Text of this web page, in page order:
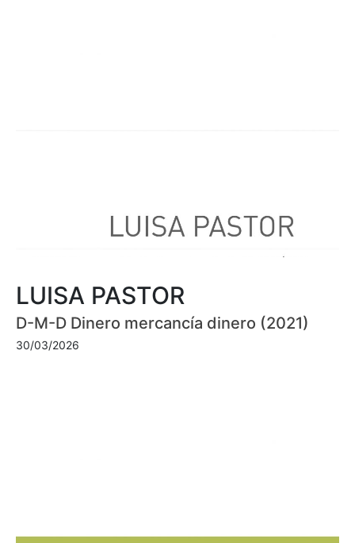
LUISA PASTOR
D-M-D Dinero mercancía dinero (2021)
30/03/2026